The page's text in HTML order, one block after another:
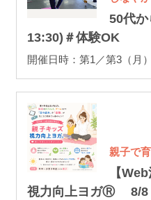
50代か
13:30)＃体験OK
開催日時：第1／第3（月
親子で
【
視力向上ヨガⓇ 8/8